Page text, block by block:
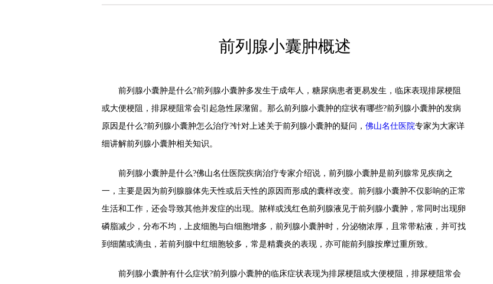
前列腺小囊肿概述
前列腺小囊肿是什么?前列腺小囊肿多发生于成年人，糖尿病患者更易发生，临床表现排尿梗阻
或大便梗阻，排尿梗阻常会引起急性尿潴留。那么前列腺小囊肿的症状有哪些?前列腺小囊肿的发病
原因是什么?前列腺小囊肿怎么治疗?针对上述关于前列腺小囊肿的疑问， 佛山名仕医院专家为大家详
细讲解前列腺小囊肿相关知识。
前列腺小囊肿是什么?佛山名仕医院疾病治疗专家介绍说，前列腺小囊肿是前列腺常见疾病之
一，主要是因为前列腺腺体先天性或后天性的原因而形成的囊样改变。前列腺小囊肿不仅影响的正常
生活和工作，还会导致其他并发症的出现。脓样或浅红色前列腺液见于前列腺小囊肿，常同时出现卵
磷脂减少，分布不均，上皮细胞与白细胞增多，前列腺小囊肿时，分泌物浓厚，且常带粘液，并可找
到细菌或滴虫，若前列腺中红细胞较多，常是精囊炎的表现，亦可能前列腺按摩过重所致。
前列腺小囊肿有什么症状?前列腺小囊肿的临床症状表现为排尿梗阻或大便梗阻，排尿梗阻常会